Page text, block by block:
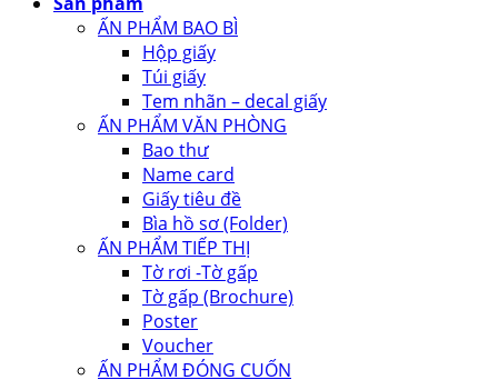
ẤN PHẨM BAO BÌ
Hộp giấy
Túi giấy
Tem nhãn – decal giấy
ẤN PHẨM VĂN PHÒNG
Bao thư
Name card
Giấy tiêu đề
Bìa hồ sơ (Folder)
ẤN PHẨM TIẾP THỊ
Tờ rơi -Tờ gấp
Tờ gấp (Brochure)
Poster
Voucher
ẤN PHẨM ĐÓNG CUỐN